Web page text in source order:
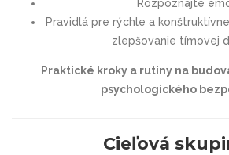
Rozpoznajte
Pravidlá pre rýchle a
zlepšovanie tímovej
Praktické kroky a rutiny na
psychologického
Cieľová